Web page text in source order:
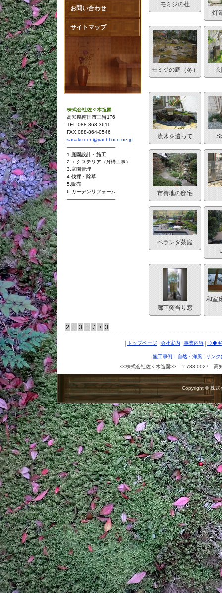
モミジの杜
灯
モミジの庭（冬）
流木を遣って S
市街地の邸宅
ベランダ茶庭
廊下突当り窓
和室
お問い合わせ
サイトマップ
株式会社佐々木造園
高知県南国市三畠176
TEL.088-863-3611
FAX.088-864-0546
sasakizoen@yacht.ocn.ne.jp
──────────────
1.庭園設計・施工
2. エクステリア（外構工事）
3. 庭園管理
4.伐採・除草
5. 販売
6.ガーデン リフォーム
──────────────
トップページ 会社案内 事業内容 ◇◆ギ
施工事例：自然・洋風
リンク
<<株式会社佐々木造園>> 〒783-0027 高
Copyright © 株式